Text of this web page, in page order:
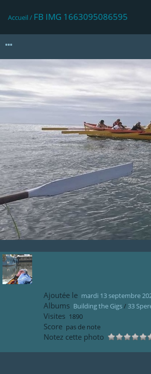
Accueil / FB IMG 1663095086595
Ajoutée le mardi 13 septembre
Albums Building the Gigs/ 33
Visites 1890
Score pas de note
Notez cette photo